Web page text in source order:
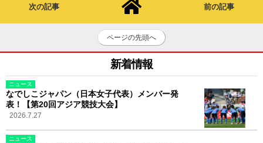
次の記事 前の記事
ページの先頭へ
新着情報
ニュース
なでしこジャパン（日本女子代表）メンバー発
表！【第20回アジア競技大会】
2026.7.27
ニュース